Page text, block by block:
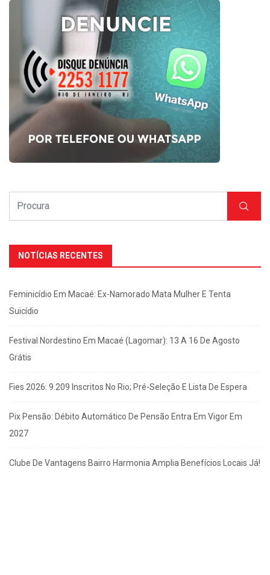
NOTÍCIAS RECENTES
Feminicídio Em Macaé: Ex-Namorado Mata Mulher E Tenta
Suicídio
Festival Nordestino Em Macaé (Lagomar): 13 A 16 De Agosto
Grátis
Fies 2026: 9.209 Inscritos No Rio; Pré-Seleção E Lista De Espera
Pix Pensão: Débito Automático De Pensão Entra Em Vigor Em
2027
Clube De Vantagens Bairro Harmonia Amplia Benefícios Locais Já!